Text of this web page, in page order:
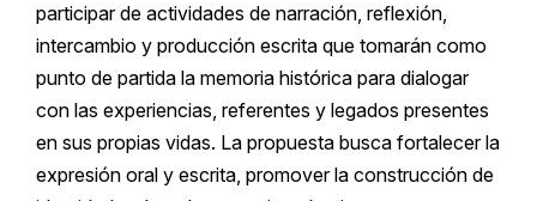
participar de actividades de narración, reflexión,
intercambio y producción escrita que tomarán como
punto de partida la memoria histórica para dialogar
con las experiencias, referentes y legados presentes
en sus propias vidas. La propuesta busca fortalecer la
expresión oral y escrita, promover la construcción de